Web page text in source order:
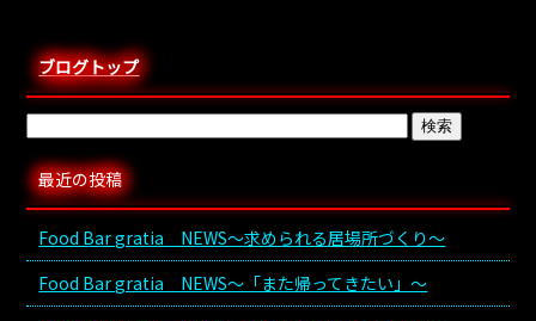
ブログトップ
最近の投稿
Food Bar gratia NEWS～求められる居場所づくり～
Food Bar gratia NEWS～「また帰ってきたい」～